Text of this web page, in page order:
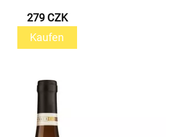
279 CZK
Kaufen